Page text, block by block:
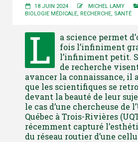
18 JUIN 2024 MICHEL LAMY
BIOLOGIE MÉDICALE, RECHERCHE, SANTÉ
L
a science permet
fois l’infiniment
l’infiniment petit.
de recherche
avancer la connaissance, il
que les scientifiques se
devant la beauté de leur
le cas d’une chercheuse de
Québec à Trois-Rivières
récemment capturé
du réseau routier d’une